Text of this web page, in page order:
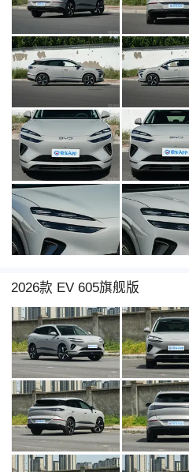
2026款 EV 605旗舰版